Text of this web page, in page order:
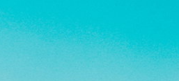
工程保险
企业财产保险
非车险保单查询
非车险客户服务
非车险在线理赔
财产责任险理赔指引
人才招聘
联系我们
专项信息